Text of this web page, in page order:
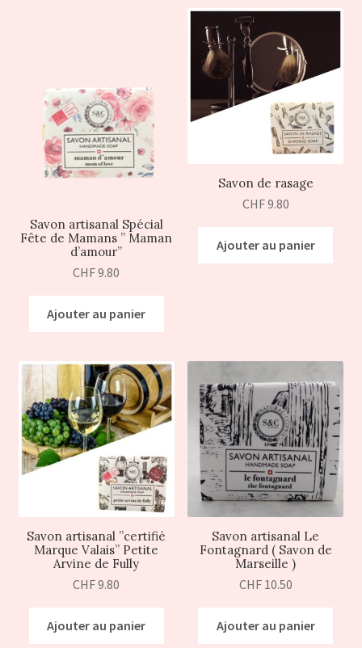
Savon artisanal Spécial
Fête de Mamans ” Maman
d’amour”
CHF9.80
Ajouter au panier
Savon de rasage
CHF9.80
Ajouter au panier
Savon artisanal ”certifié
Marque Valais” Petite
Arvine de Fully
CHF9.80
Ajouter au panier
Savon artisanal Le
Fontagnard ( Savon de
Marseille )
CHF10.50
Ajouter au panier